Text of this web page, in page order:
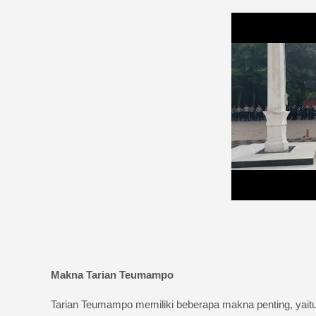
Makna Tarian Teumampo
Tarian Teumampo memiliki beberapa makna penting,